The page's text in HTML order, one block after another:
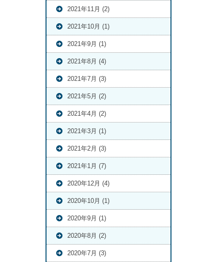
2021年11月 (2)
2021年10月 (1)
2021年9月 (1)
2021年8月 (4)
2021年7月 (3)
2021年5月 (2)
2021年4月 (2)
2021年3月 (1)
2021年2月 (3)
2021年1月 (7)
2020年12月 (4)
2020年10月 (1)
2020年9月 (1)
2020年8月 (2)
2020年7月 (3)